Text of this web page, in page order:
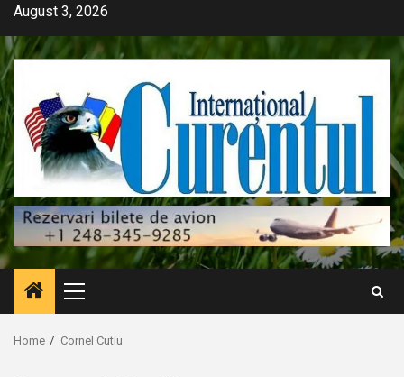
Skip
content
August 3, 2026
Primary
Menu
Home Cornel Cutiu